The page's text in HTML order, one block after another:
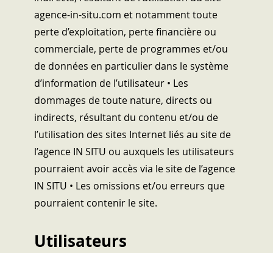
agence-in-situ.com et notamment toute
perte d’exploitation, perte financière ou
commerciale, perte de programmes et/ou
de données en particulier dans le système
d’information de l’utilisateur • Les
dommages de toute nature, directs ou
indirects, résultant du contenu et/ou de
l’utilisation des sites Internet liés au site de
l’agence IN SITU ou auxquels les utilisateurs
pourraient avoir accès via le site de l’agence
IN SITU • Les omissions et/ou erreurs que
pourraient contenir le site.
Utilisateurs